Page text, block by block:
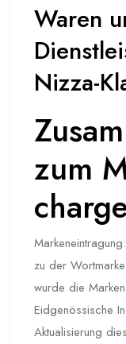
Waren
Nizza-
zum
zu der
wurde die
Eidgenössische
Aktualisierung